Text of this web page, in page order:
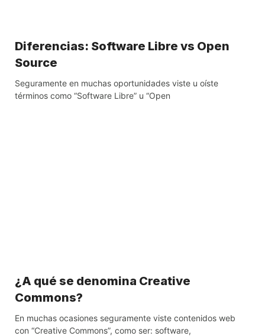
Diferencias: Software Libre vs Open
Source
Seguramente en muchas oportunidades viste u oíste
términos como “Software Libre” u “Open
¿A qué se denomina Creative
Commons?
En muchas ocasiones seguramente viste contenidos web
con “Creative Commons”, como ser: software,